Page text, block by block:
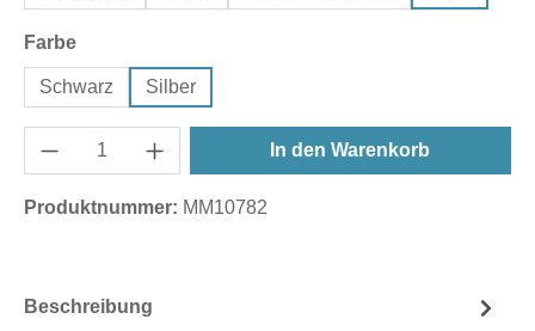
Farbeauswählen
Schwarz Silber
In den Warenkorb
Produktnummer: MM10782
Beschreibung